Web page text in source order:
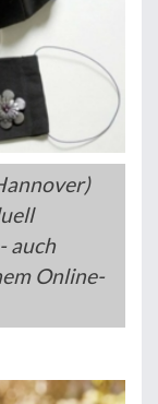
auch
Online-